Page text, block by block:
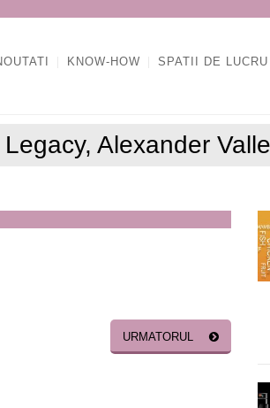
KNOW-HOW SPATII DE LUCRU
Alexander
URMATORUL